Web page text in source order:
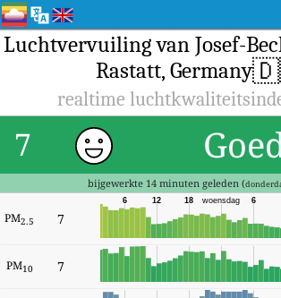
Luchtvervuiling van Josef-
Rastatt, Germany
realtime
7
bijgewerkte 14 minuten geleden (
PM2.5 7
6
woensdag
18
12
6
PM10 7